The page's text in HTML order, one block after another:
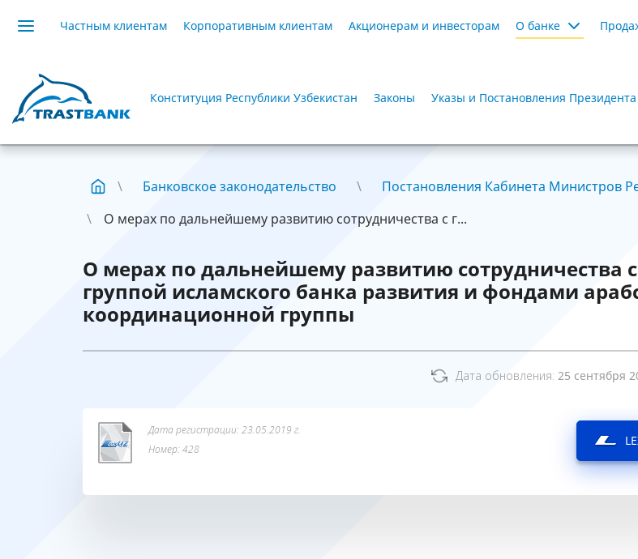
Частным клиентам Корпоративным клиентам Акционерам и инвесторам О банке
Конституция Республики Узбекистан Законы Указы и Постановления
Банковское законодательство
Постановления Кабинета Министров
О мерах по дальнейшему развитию сотрудничества с г...
О мерах по дальнейшему развитию сотрудничества с
группой исламского банка развития и фондами
координационной группы
Дата обновления: 25 сентября
Дата регистрации: 23.05.2019 г.
Номер: 428